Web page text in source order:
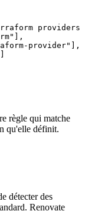
providers
" ],
provider" ],
]
règle qui matche
qu'elle définit.
détecter des
Renovate